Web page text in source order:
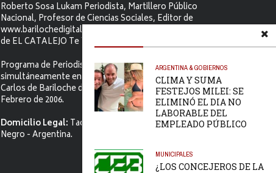
ARGENTINA & GOBIERNOS
CLIMA Y SUMA
FESTEJOS MILEI: SE
ELIMINÓ EL DIA NO
LABORABLE DEL
EMPLEADO PÚBLICO
MUNICIPALES
¿LOS CONCEJEROS DE LA
Roberto Sosa Lukam Periodista, Martillero Público
Nacional, Profesor de Ciencias Sociales, Editor de
www.barilochedigital.com y Conductor y Productor
de EL CATALEJO Te Ve.
Programa de Periodismo Político que se difunde
simultáneamente en ambos Video-cables de San
Carlos de Bariloche desde el primer jueves de
Febrero de 2006.
Domicilio Legal: Tacuarí 52. S.C. de Bariloche, Río
Negro - Argentina.